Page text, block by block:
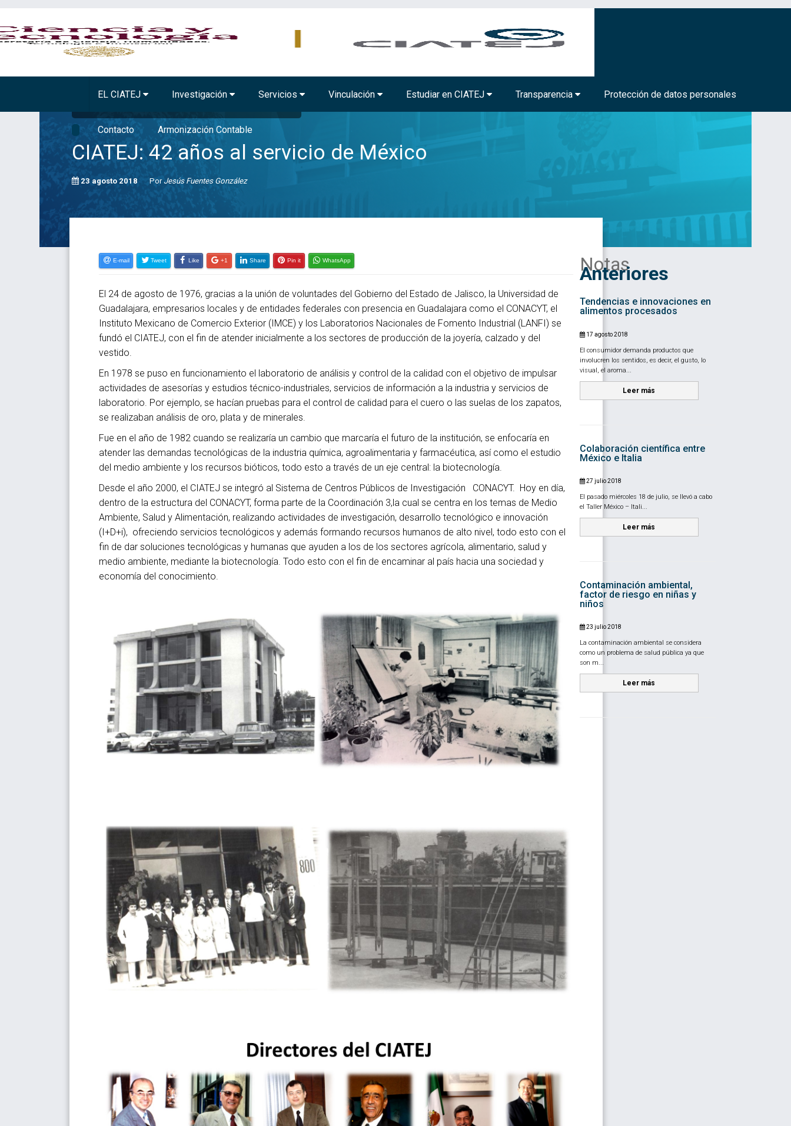
EL CIATEJ Investigación Servicios Vinculación Estudiar en CIATEJ Transparencia Protección de datos personales
Contacto Armonización Contable
CIATEJ: 42 años al servicio de México
23 agosto 2018 PorJesús Fuentes González
E-mail Tweet Like +1 Share Pin it WhatsApp
El 24 de agosto de 1976, gracias a la unión de voluntades del Gobierno del Estado de Jalisco, la Universidad de
Guadalajara, empresarios locales y de entidades federales con presencia en Guadalajara como el CONACYT, el
Instituto Mexicano de Comercio Exterior (IMCE) y los Laboratorios Nacionales de Fomento Industrial (LANFI) se
fundó el CIATEJ, con el fin de atender inicialmente a los sectores de producción de la joyería, calzado y del
vestido.
En 1978 se puso en funcionamiento el laboratorio de análisis y control de la calidad con el objetivo de impulsar
actividades de asesorías y estudios técnico-industriales, servicios de información a la industria y servicios de
laboratorio. Por ejemplo, se hacían pruebas para el control de calidad para el cuero o las suelas de los zapatos,
se realizaban análisis de oro, plata y de minerales.
Fue en el año de 1982 cuando se realizaría un cambio que marcaría el futuro de la institución, se enfocaría en
atender las demandas tecnológicas de la industria química, agroalimentaria y farmacéutica, así como el estudio
del medio ambiente y los recursos bióticos, todo esto a través de un eje central: la biotecnología.
Desde el año 2000, el CIATEJ se integró al Sistema de Centros Públicos de Investigación CONACYT. Hoy en día,
dentro de la estructura del CONACYT, forma parte de la Coordinación 3,la cual se centra en los temas de Medio
Ambiente, Salud y Alimentación, realizando actividades de investigación, desarrollo tecnológico e innovación
(I+D+i), ofreciendo servicios tecnológicos y además formando recursos humanos de alto nivel, todo esto con el
fin de dar soluciones tecnológicas y humanas que ayuden a los de los sectores agrícola, alimentario, salud y
medio ambiente, mediante la biotecnología. Todo esto con el fin de encaminar al país hacia una sociedad y
economía del conocimiento.
Notas
Anteriores
Tendencias e innovaciones en
alimentos procesados
17 agosto 2018
El consumidor demanda productos que
involucren los sentidos, es decir, el gusto, lo
visual, el aroma...
Leer más
Colaboración científica entre
México e Italia
27 julio 2018
El pasado miércoles 18 de julio, se llevó a cabo
el Taller México – Itali...
Leer más
Contaminación ambiental,
factor de riesgo en niñas y
niños
23 julio 2018
La contaminación ambiental se considera
como un problema de salud pública ya que
son m...
Leer más